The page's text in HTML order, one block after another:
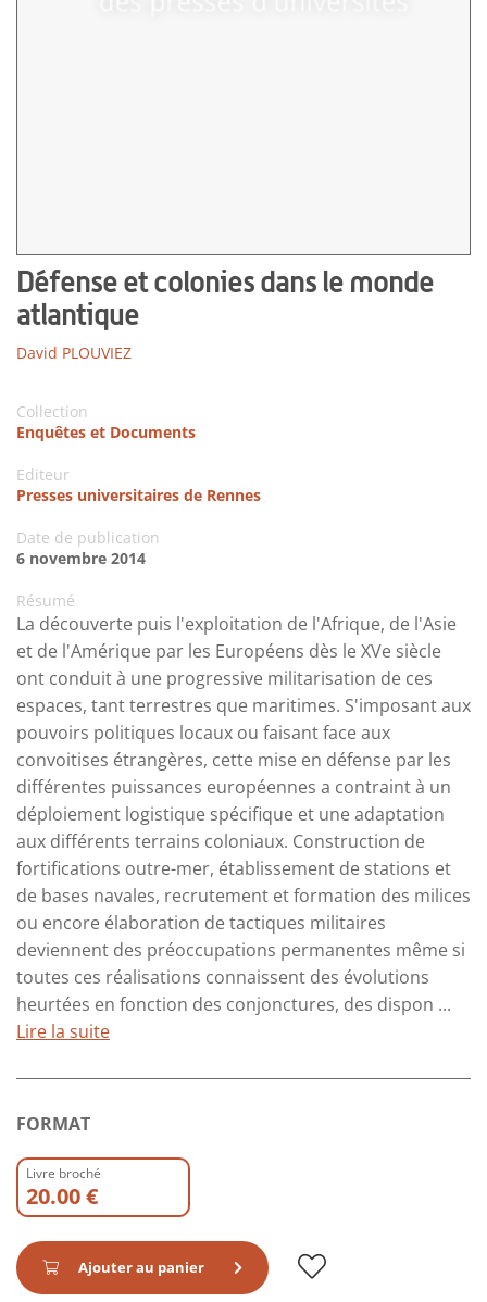
Défense et colonies dans le monde
atlantique
David PLOUVIEZ
Collection
Enquêtes et Documents
Editeur
Presses universitaires de Rennes
Date de publication
6 novembre 2014
Résumé
La découverte puis l'exploitation de l'Afrique, de l'Asie
et de l'Amérique par les Européens dès le XVe siècle
ont conduit à une progressive militarisation de ces
espaces, tant terrestres que maritimes. S'imposant aux
pouvoirs politiques locaux ou faisant face aux
convoitises étrangères, cette mise en défense par les
différentes puissances européennes a contraint à un
déploiement logistique spécifique et une adaptation
aux différents terrains coloniaux. Construction de
fortifications outre-mer, établissement de stations et
de bases navales, recrutement et formation des milices
ou encore élaboration de tactiques militaires
deviennent des préoccupations permanentes même si
toutes ces réalisations connaissent des évolutions
heurtées en fonction des conjonctures, des dispon ...
Lire la suite
FORMAT
Livre broché
20.00 €
Ajouter au panier